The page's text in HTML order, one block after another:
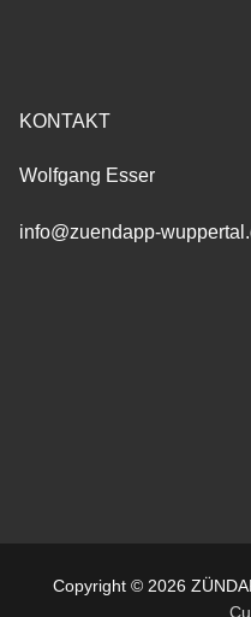
KONTAKT
Wolfgang Esser
info@zuendapp-
Copyright © 2026